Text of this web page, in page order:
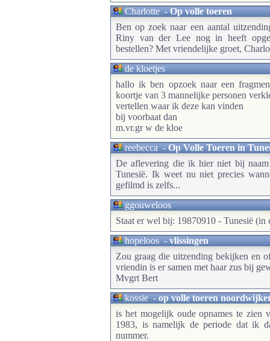
Charlotte-Op volle toeren
Ben op zoek naar een aantal
Riny van der Lee nog in heeft
bestellen? Met vriendelijke groet,
de kloetjes
hallo ik ben opzoek naar een
koortje van 3 mannelijke personen
vertellen waar ik deze kan vinden
bij voorbaat dan
m.vr.gr w de kloe
reebecca-Op Volle Toeren in
De aflevering die ik hier niet bij
Tunesië. Ik weet nu niet precies
gefilmd is zelfs...
ggouweloos
Staat er wel bij: 19870910 - Tunesië (in
hopeloos-vlissingen
Zou graag die uitzending bekijken en
vriendin is er samen met haar zus bij
Mvgrt Bert
kossie-op volle toeren
is het mogelijk oude opnames te zien
1983, is namelijk de periode dat ik
nummer.